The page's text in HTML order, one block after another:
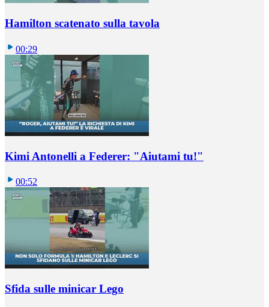
Hamilton scatenato sulla tavola
00:29
Kimi Antonelli a Federer: "Aiutami tu!"
00:52
Sfida sulle minicar Lego